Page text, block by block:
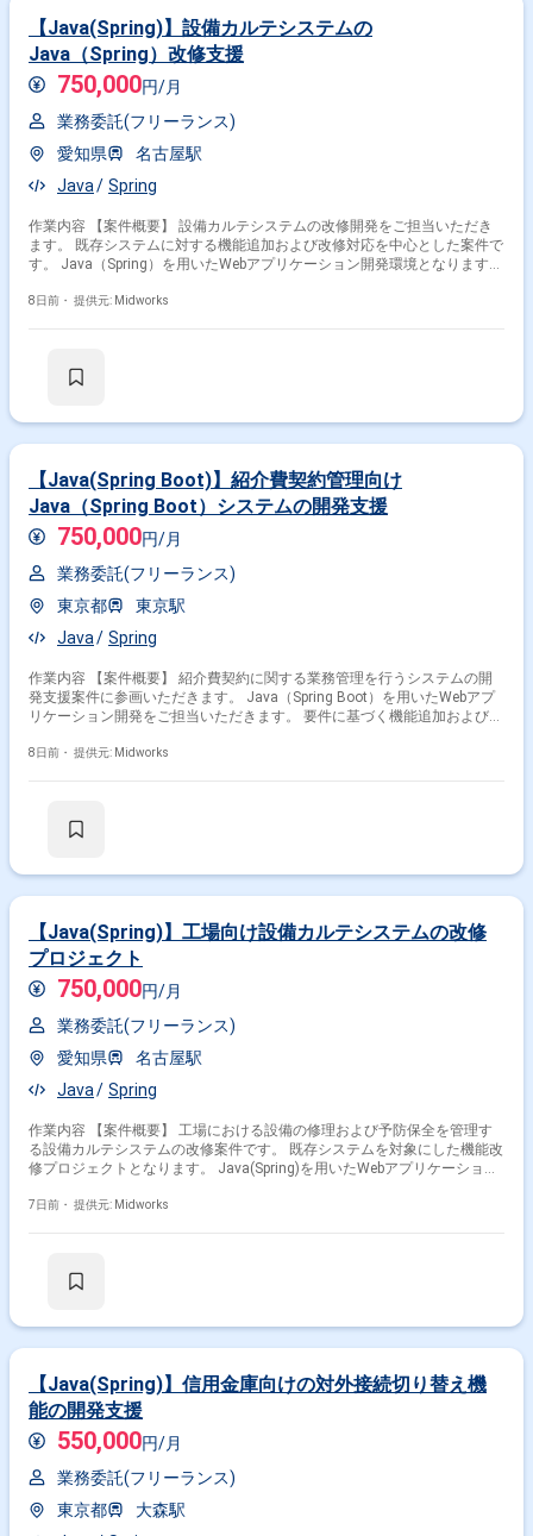
【Java(Spring)】設備カルテシステムの
Java（Spring）改修支援
750,000円/月
業務委託(フリーランス)
愛知県
名古屋駅
Java
Spring
作業内容 【案件概要】 設備カルテシステムの改修開発をご担当いただき
ます。 既存システムに対する機能追加および改修対応を中心とした案件で
す。 Java（Spring）を用いたWebアプリケーション開発環境となります。
業内容】 ・設備カルテシステムの機能改修をご担当いただきます ・
施いただきます
8日前・ 提供元: Midworks
【Java(Spring Boot)】紹介費契約管理向け
Java（Spring Boot）システムの開発支援
750,000円/月
業務委託(フリーランス)
東京都
東京駅
Java
Spring
作業内容 【案件概要】 紹介費契約に関する業務管理を行うシステムの開
発支援案件に参画いただきます。 Java（Spring Boot）を用いたWebアプ
リケーション開発をご担当いただきます。 要件に基づく機能追加および既
システムの安定稼働および機能改善を推進いただきます。 開発からテスト
ストおよび結合テストの実施 ・業務部門との調整および改善対応
8日前・ 提供元: Midworks
【Java(Spring)】工場向け設備カルテシステムの改修
プロジェクト
750,000円/月
業務委託(フリーランス)
愛知県
名古屋駅
Java
Spring
作業内容 【案件概要】 工場における設備の修理および予防保全を管理す
る設備カルテシステムの改修案件です。 既存システムを対象にした機能改
修プロジェクトとなります。 Java(Spring)を用いたWebアプリケーション
【作業内容】 ・詳細設計の作成および修正対応 ・Java(Spring)を用いた製
7日前・ 提供元: Midworks
【Java(Spring)】信用金庫向けの対外接続切り替え機
能の開発支援
550,000円/月
業務委託(フリーランス)
東京都
大森駅
掛け合わせ条件で絞り込む
フレームワークで絞り込む
Java × サーバーサイドエンジニア
Java × スマホアプリエンジニア
Java × フロントエンドエンジニア
業界で絞り込む
Java × サービス